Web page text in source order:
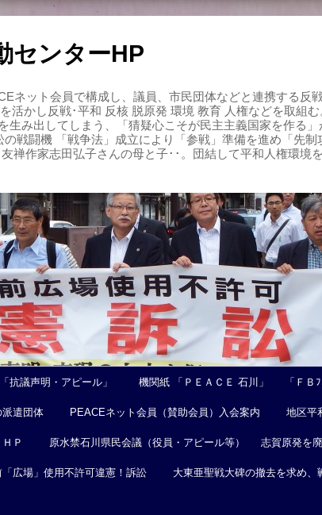
センターHP
ネット会員で構成し、議員、市民団体などと連携する反
活かし反戦･平和 反核 脱原発 環境 教育 人権などを取組
生み出してしまう、「猜疑心こそが民主主義国家を作る
戦闘機 「戦争法」成立により「参戦」準備を進め「先
禅作家志田弘子さんの母と子･･。団結して平和人権環境
「抗議声明・アピール」 機関紙 「ＰＥＡＣＥ 石川」 「ＦＢ
遣団体 PEACEネット会員（賛助会員）入会案内 地区平
Ｐ 原水禁石川県民会議（役員・アピール等） 志賀原発を
広場」使用不許可違憲！訴訟 大東亜聖戦大碑の撤去を求め、